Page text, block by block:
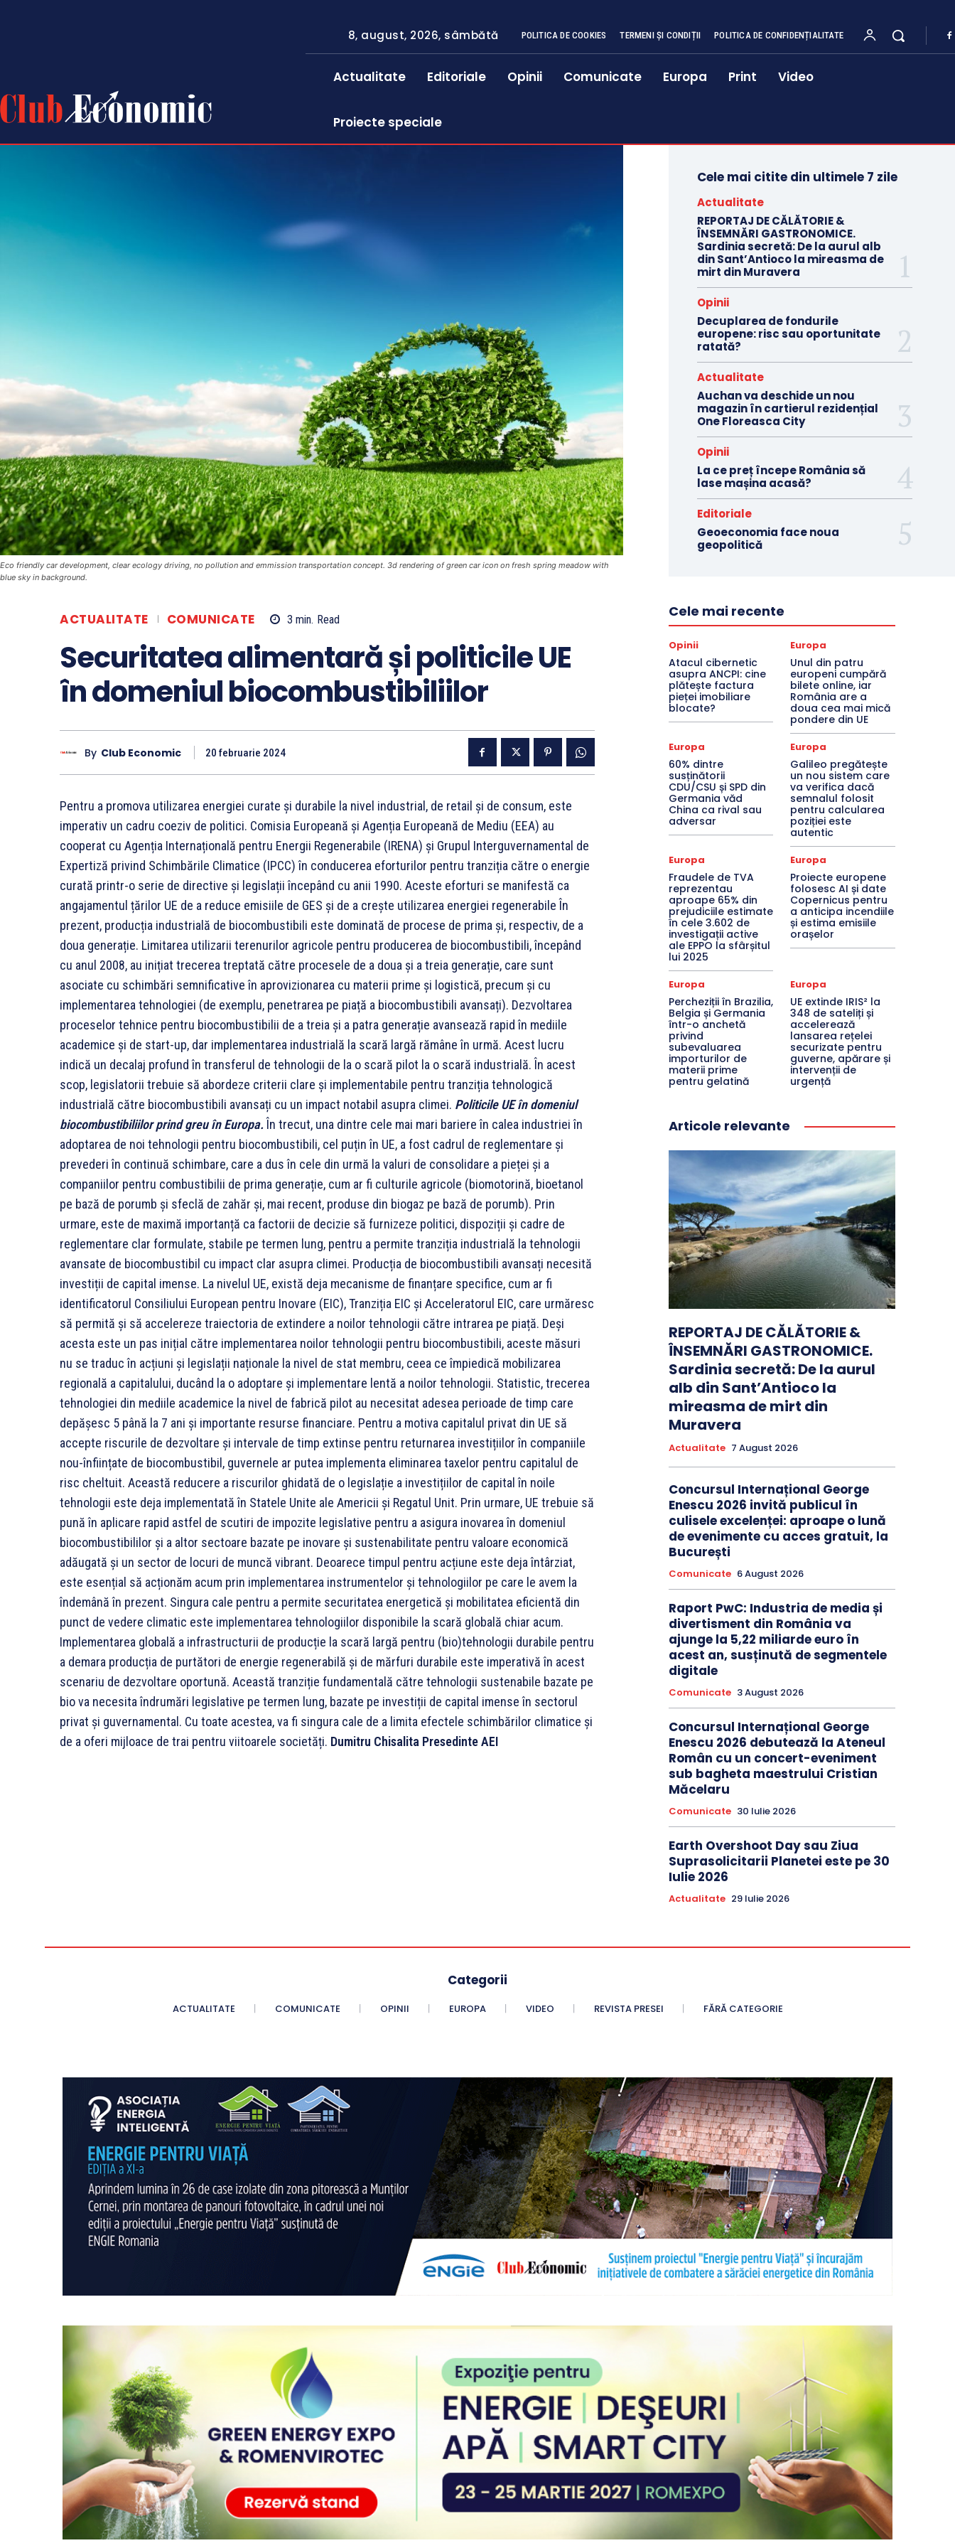
8, august, 2026, sâmbătă POLITICA DE COOKIES TERMENI ȘI CONDIȚII POLITICA DE CONFIDENȚIALITATE
Actualitate Editoriale Opinii Comunicate Europa Print Video
Proiecte speciale
Eco friendly car development, clear ecology driving, no pollution and emmission transportation concept. 3d rendering of green car icon on fresh spring meadow with
blue sky in background.
ACTUALITATE COMUNICATE 3 min. Read
Securitatea alimentară și politicile UE
în domeniul biocombustibiliilor
By Club Economic 20 februarie 2024
Pentru a promova utilizarea energiei curate și durabile la nivel industrial, de retail și de consum, este
imperativ un cadru coeziv de politici. Comisia Europeană și Agenția Europeană de Mediu (EEA) au
cooperat cu Agenția Internațională pentru Energii Regenerabile (IRENA) și Grupul Interguvernamental de
Expertiză privind Schimbările Climatice (IPCC) în conducerea eforturilor pentru tranziția către o energie
curată printr-o serie de directive și legislații începând cu anii 1990. Aceste eforturi se manifestă ca
angajamentul țărilor UE de a reduce emisiile de GES și de a crește utilizarea energiei regenerabile În
prezent, producția industrială de biocombustibili este dominată de procese de prima și, respectiv, de a
doua generație. Limitarea utilizarii terenurilor agricole pentru producerea de biocombustibili, începând
cu anul 2008, au inițiat trecerea treptată către procesele de a doua și a treia generație, care sunt
asociate cu schimbări semnificative în aprovizionarea cu materii prime și logistică, precum și cu
implementarea tehnologiei (de exemplu, penetrarea pe piață a biocombustibili avansați). Dezvoltarea
proceselor tehnice pentru biocombustibilii de a treia și a patra generație avansează rapid în mediile
academice și de start-up, dar implementarea industrială la scară largă rămâne în urmă. Acest lucru
indică un decalaj profund în transferul de tehnologii de la o scară pilot la o scară industrială. În acest
scop, legislatorii trebuie să abordeze criterii clare și implementabile pentru tranziția tehnologică
industrială către biocombustibili avansați cu un impact notabil asupra climei. Politicile UE în domeniul
biocombustibiliilor prind greu în Europa. În trecut, una dintre cele mai mari bariere în calea industriei în
adoptarea de noi tehnologii pentru biocombustibili, cel puțin în UE, a fost cadrul de reglementare și
prevederi în continuă schimbare, care a dus în cele din urmă la valuri de consolidare a pieței și a
companiilor pentru combustibilii de prima generație, cum ar fi culturile agricole (biomotorină, bioetanol
pe bază de porumb și sfeclă de zahăr și, mai recent, produse din biogaz pe bază de porumb). Prin
urmare, este de maximă importanță ca factorii de decizie să furnizeze politici, dispoziții și cadre de
reglementare clar formulate, stabile pe termen lung, pentru a permite tranziția industrială la tehnologii
avansate de biocombustibil cu impact clar asupra climei. Producția de biocombustibili avansați necesită
investiții de capital imense. La nivelul UE, există deja mecanisme de finanțare specifice, cum ar fi
identificatorul Consiliului European pentru Inovare (EIC), Tranziția EIC și Acceleratorul EIC, care urmăresc
să permită și să accelereze traiectoria de extindere a noilor tehnologii către intrarea pe piață. Deși
acesta este un pas inițial către implementarea noilor tehnologii pentru biocombustibili, aceste măsuri
nu se traduc în acțiuni și legislații naționale la nivel de stat membru, ceea ce împiedică mobilizarea
regională a capitalului, ducând la o adoptare și implementare lentă a noilor tehnologii. Statistic, trecerea
tehnologiei din mediile academice la nivel de fabrică pilot au necesitat adesea perioade de timp care
depășesc 5 până la 7 ani și importante resurse financiare. Pentru a motiva capitalul privat din UE să
accepte riscurile de dezvoltare și intervale de timp extinse pentru returnarea investițiilor în companiile
nou-înființate de biocombustibil, guvernele ar putea implementa eliminarea taxelor pentru capitalul de
risc cheltuit. Această reducere a riscurilor ghidată de o legislație a investițiilor de capital în noile
tehnologii este deja implementată în Statele Unite ale Americii și Regatul Unit. Prin urmare, UE trebuie să
pună în aplicare rapid astfel de scutiri de impozite legislative pentru a asigura inovarea în domeniul
biocombustibililor și a altor sectoare bazate pe inovare și sustenabilitate pentru valoare economică
adăugată și un sector de locuri de muncă vibrant. Deoarece timpul pentru acțiune este deja întârziat,
este esențial să acționăm acum prin implementarea instrumentelor și tehnologiilor pe care le avem la
îndemână în prezent. Singura cale pentru a permite securitatea energetică și mobilitatea eficientă din
punct de vedere climatic este implementarea tehnologiilor disponibile la scară globală chiar acum.
Implementarea globală a infrastructurii de producție la scară largă pentru (bio)tehnologii durabile pentru
a demara producția de purtători de energie regenerabilă și de mărfuri durabile este imperativă în acest
scenariu de dezvoltare oportună. Această tranziție fundamentală către tehnologii sustenabile bazate pe
bio va necesita îndrumări legislative pe termen lung, bazate pe investiții de capital imense în sectorul
privat și guvernamental. Cu toate acestea, va fi singura cale de a limita efectele schimbărilor climatice și
de a oferi mijloace de trai pentru viitoarele societăți. Dumitru Chisalita Presedinte AEI
Cele mai citite din ultimele 7 zile
Actualitate
REPORTAJ DE CĂLĂTORIE &
ÎNSEMNĂRI GASTRONOMICE.
Sardinia secretă: De la aurul alb
din Sant’Antioco la mireasma de
mirt din Muravera
Opinii
Decuplarea de fondurile
europene: risc sau oportunitate
ratată?
Actualitate
Auchan va deschide un nou
magazin în cartierul rezidențial
One Floreasca City
Opinii
La ce preț începe România să
lase mașina acasă?
Editoriale
Geoeconomia face noua
geopolitică
Cele mai recente
Opinii
Atacul cibernetic
asupra ANCPI: cine
plătește factura
pieței imobiliare
blocate?
Europa
Unul din patru
europeni cumpără
bilete online, iar
România are a
doua cea mai mică
pondere din UE
Europa
60% dintre
susținătorii
CDU/CSU și SPD din
Germania văd
China ca rival sau
adversar
Europa
Galileo pregătește
un nou sistem care
va verifica dacă
semnalul folosit
pentru calcularea
poziției este
autentic
Europa
Fraudele de TVA
reprezentau
aproape 65% din
prejudiciile estimate
în cele 3.602 de
investigații active
ale EPPO la sfârșitul
lui 2025
Europa
Proiecte europene
folosesc AI și date
Copernicus pentru
a anticipa incendiile
și estima emisiile
orașelor
Europa
Percheziții în Brazilia,
Belgia și Germania
într-o anchetă
privind
subevaluarea
importurilor de
materii prime
pentru gelatină
Europa
UE extinde IRIS² la
348 de sateliți și
accelerează
lansarea rețelei
securizate pentru
guverne, apărare și
intervenții de
urgență
Articole relevante
REPORTAJ DE CĂLĂTORIE &
ÎNSEMNĂRI GASTRONOMICE.
Sardinia secretă: De la aurul
alb din Sant’Antioco la
mireasma de mirt din
Muravera
Actualitate 7 August 2026
Concursul Internațional George
Enescu 2026 invită publicul în
culisele excelenței: aproape o lună
de evenimente cu acces gratuit, la
București
Comunicate 6 August 2026
Raport PwC: Industria de media și
divertisment din România va
ajunge la 5,22 miliarde euro în
acest an, susținută de segmentele
digitale
Comunicate 3 August 2026
Concursul Internațional George
Enescu 2026 debutează la Ateneul
Român cu un concert-eveniment
sub bagheta maestrului Cristian
Măcelaru
Comunicate 30 Iulie 2026
Earth Overshoot Day sau Ziua
Suprasolicitarii Planetei este pe 30
Iulie 2026
Actualitate 29 Iulie 2026
Categorii
ACTUALITATE COMUNICATE OPINII EUROPA VIDEO REVISTA PRESEI FĂRĂ CATEGORIE